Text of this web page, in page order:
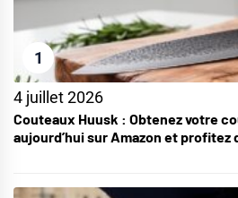
1
4 juillet 2026
Couteaux Huusk : Obtenez votre
aujourd’hui sur Amazon et profitez